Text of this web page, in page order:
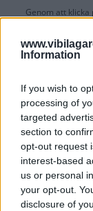
Information
If you wish to
processing of
targeted
section to
opt-out request
interest-based
us or personal
your opt-out.
disclosure of
Genom att
OK-Förlagets
Är du
Aktivera din